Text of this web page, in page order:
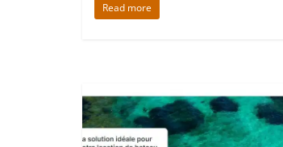
Read more